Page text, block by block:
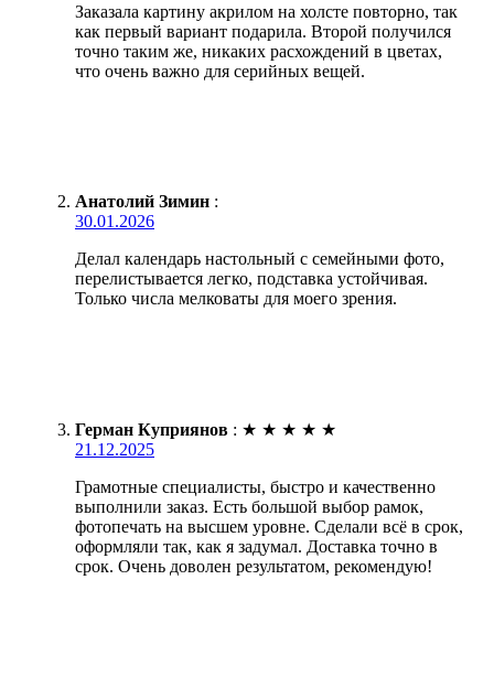
Заказала картину акрилом на холсте повторно, так
как первый вариант подарила. Второй получился
точно таким же, никаких расхождений в цветах,
что очень важно для серийных вещей.
Анатолий Зимин :
30.01.2026
Делал календарь настольный с семейными фото,
перелистывается легко, подставка устойчивая.
Только числа мелковаты для моего зрения.
Герман Куприянов : ★ ★ ★ ★ ★
21.12.2025
Грамотные специалисты, быстро и качественно
выполнили заказ. Есть большой выбор рамок,
фотопечать на высшем уровне. Сделали всё в срок,
оформляли так, как я задумал. Доставка точно в
срок. Очень доволен результатом, рекомендую!